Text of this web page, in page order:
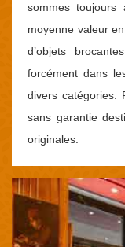
sommes
moyenne valeur
d’objets
forcément dans
divers catégories.
sans garantie
originales.